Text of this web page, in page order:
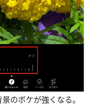
のボケが強くなる。